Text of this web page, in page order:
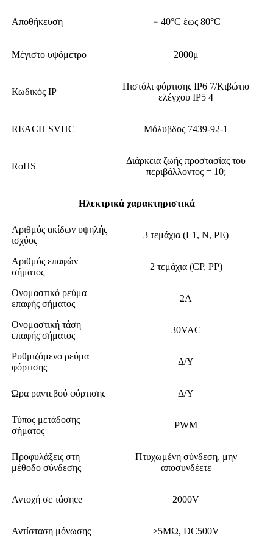
Αποθήκευση ﹣40°C έως 80°C
Μέγιστο υψόμετρο 2000μ
Κωδικός IP
Πιστόλι φόρτισης IP6 7/Κιβώτιο
ελέγχου IP5 4
REACH SVHC Μόλυβδος 7439-92-1
RoHS
Διάρκεια ζωής προστασίας του
περιβάλλοντος = 10;
Ηλεκτρικά χαρακτηριστικά
Αριθμός ακίδων υψηλής
ισχύος
3 τεμάχια (L1, N, PE)
Αριθμός επαφών
σήματος
2 τεμάχια (CP, PP)
Ονομαστικό ρεύμα
επαφής σήματος
2A
Ονομαστική τάση
επαφής σήματος
30VAC
Ρυθμιζόμενο ρεύμα
φόρτισης
Δ/Υ
Ώρα ραντεβού φόρτισης Δ/Υ
Τύπος μετάδοσης
σήματος
PWM
Προφυλάξεις στη
μέθοδο σύνδεσης
Πτυχωμένη σύνδεση, μην
αποσυνδέετε
Αντοχή σε τάσηce 2000V
Αντίσταση μόνωσης >5MΩ, DC500V